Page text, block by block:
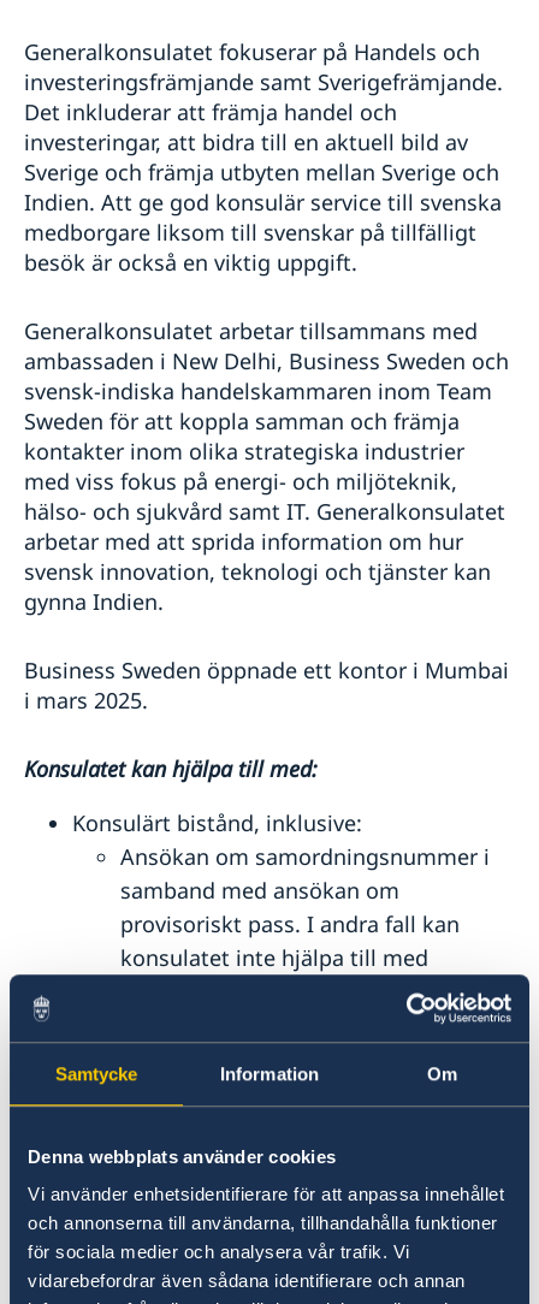
Samtycke Information Om
Denna webbplats använder cookies
Vi använder enhetsidentifierare för att anpassa innehållet
och annonserna till användarna, tillhandahålla funktioner
för sociala medier och analysera vår trafik. Vi
vidarebefordrar även sådana identifierare och annan
Generalkonsulatet fokuserar på Handels och
investeringsfrämjande samt Sverigefrämjande.
Det inkluderar att främja handel och
investeringar, att bidra till en aktuell bild av
Sverige och främja utbyten mellan Sverige och
Indien. Att ge god konsulär service till svenska
medborgare liksom till svenskar på tillfälligt
besök är också en viktig uppgift.
Generalkonsulatet arbetar tillsammans med
ambassaden i New Delhi, Business Sweden och
svensk-indiska handelskammaren inom Team
Sweden för att koppla samman och främja
kontakter inom olika strategiska industrier
med viss fokus på energi- och miljöteknik,
hälso- och sjukvård samt IT. Generalkonsulatet
arbetar med att sprida information om hur
svensk innovation, teknologi och tjänster kan
gynna Indien.
Business Sweden öppnade ett kontor i Mumbai
i mars 2025.
Konsulatet kan hjälpa till med:
Konsulärt bistånd, inklusive:
Ansökan om samordningsnummer i
samband med ansökan om
provisoriskt pass. I andra fall kan
konsulatet inte hjälpa till med
Provisoriska pass (för vanliga passärenden
Röstmottagning (när så beslutats)
Konsulatet kan inte hjälpa till med:
Vanliga passärenden